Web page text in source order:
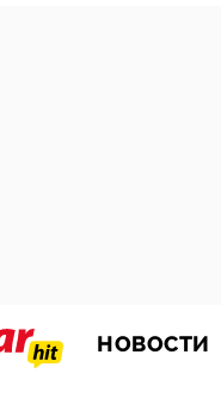
НОВОСТИ